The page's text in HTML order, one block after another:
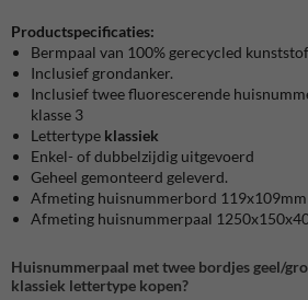
Productspecificaties:
Bermpaal van 100% gerecycled kunststof
Inclusief grondanker.
Inclusief twee fluorescerende
klasse 3
Lettertype klassiek
Enkel- of dubbelzijdig uitgevoerd
Geheel gemonteerd geleverd.
Afmeting huisnummerbord 119x109mm
Afmeting huisnummerpaal
Huisnummerpaal met twee bordjes geel/
klassiek lettertype kopen?